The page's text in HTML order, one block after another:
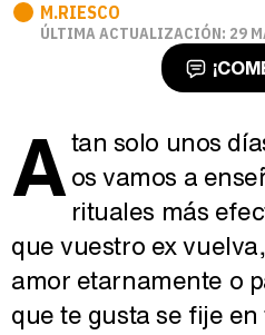
M.RIESCO
ÚLTIMA ACTUALIZACIÓN: 29
Atan solo unos
os vamos a
rituales más
que vuestro ex
amor etarnamente o
que te gusta se fije en